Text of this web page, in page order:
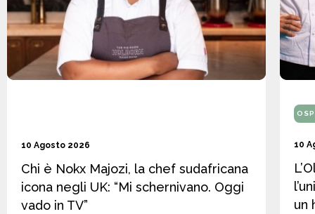
10 Agosto 2026
Chi è Nokx Majozi, la chef sudafricana
icona negli UK: “Mi schernivano. Oggi
vado in TV”
10
un